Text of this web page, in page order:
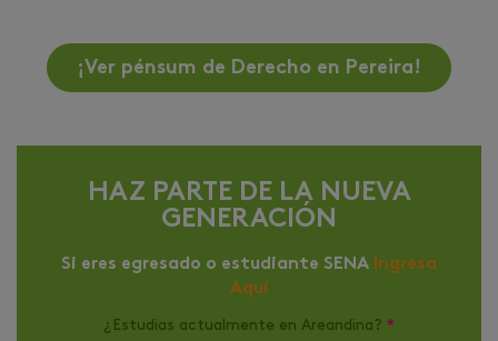
¡Ver pénsum de Derecho en Pereira!
HAZ PARTE DE LA NUEVA
GENERACIÓN
Si eres egresado o estudiante SENA Ingresa
Aquí
¿Estudias actualmente en Areandina? *